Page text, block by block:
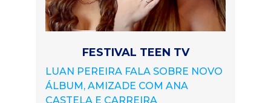
FESTIVAL TEEN TV
LUAN PEREIRA FALA SOBRE NOVO
ÁLBUM, AMIZADE COM ANA
CASTELA E CARREIRA